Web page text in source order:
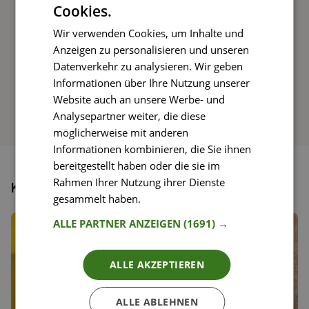
So funktioniert’s
Könnte dir auch gefallen
Cookies.
Wir verwenden Cookies, um Inhalte und
Anzeigen zu personalisieren und unseren
Datenverkehr zu analysieren. Wir geben
Informationen über Ihre Nutzung unserer
Website auch an unsere Werbe- und
Analysepartner weiter, die diese
möglicherweise mit anderen
Informationen kombinieren, die Sie ihnen
bereitgestellt haben oder die sie im
Rahmen Ihrer Nutzung ihrer Dienste
gesammelt haben.
ALLE PARTNER ANZEIGEN(1691) →
ALLE AKZEPTIEREN
ALLE ABLEHNEN